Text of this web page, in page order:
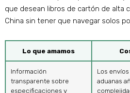
que desean libros de cartón de alta
China sin tener que navegar solos
Lo que amamos
Información
transparente sobre
especificaciones y
Los
aduanas